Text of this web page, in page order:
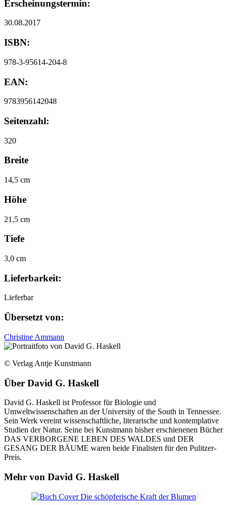
Erscheinungstermin:
30.08.2017
ISBN:
978-3-95614-204-8
EAN:
9783956142048
Seitenzahl:
320
Breite
14,5 cm
Höhe
21,5 cm
Tiefe
3,0 cm
Lieferbarkeit:
Lieferbar
Übersetzt von:
Christine Ammann
© Verlag Antje Kunstmann
Über David G. Haskell
David G. Haskell ist Professor für Biologie und
Umweltwissenschaften an der University of the South in Tennessee.
Sein Werk vereint wissenschaftliche, literarische und kontemplative
Studien der Natur. Seine bei Kunstmann bisher erschienenen Bücher
DAS VERBORGENE LEBEN DES WALDES und DER
GESANG DER BÄUME waren beide Finalisten für den Pulitzer-
Preis.
Mehr von David G. Haskell